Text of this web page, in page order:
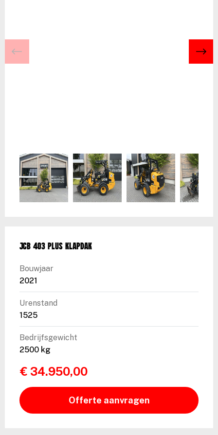
JCB 403 Plus klapdak
Bouwjaar
2021
Urenstand
1525
Bedrijfsgewicht
2500 kg
€ 34.950,00
Offerte aanvragen